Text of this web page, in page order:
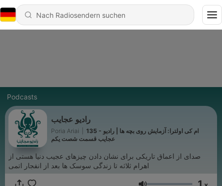
Podcasts
رادیو عجایب
Poria Ariai
135 - ام کی اولترا: آزمایش روی بچه ها | رادیو
عجایب قسمت شصت یکم
صدای از اعماق تاریکی برای نشان دادن چیزهای عجیب دنیا هستی از
اهرام ثلاثه تا زندگی سوسک ها بعد از انفجار اتمی